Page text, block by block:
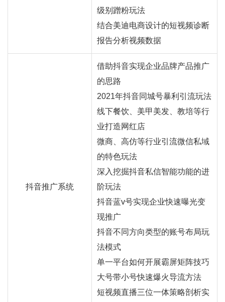
级别蹭粉玩法
结合美迪电商设计的短视频诊断
报告分析视频数据
抖音推广系统
借助抖音实现企业品牌产品推广
的思路
2021年抖音同城号暴利引流玩法
线下餐饮、美甲美发、教培等行
业打造网红店
微商、高仿等行业引流微信私域
的特色玩法
深入挖掘抖音私信智能功能的进
阶玩法
抖音蓝v号实现企业快速曝光变
现推广
抖音不同方向类型的账号布局玩
法模式
单一平台如何开展霸屏矩阵技巧
大号带小号快速爆火导流方法
短视频直播三位一体策略剖析实